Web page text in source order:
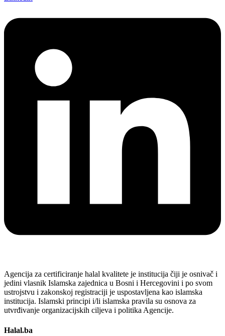
Agencija za certificiranje halal kvalitete je institucija čiji je osnivač i
jedini vlasnik Islamska zajednica u Bosni i Hercegovini i po svom
ustrojstvu i zakonskoj registraciji je uspostavljena kao islamska
institucija. Islamski principi i/li islamska pravila su osnova za
utvrđivanje organizacijskih ciljeva i politika Agencije.
Halal.ba